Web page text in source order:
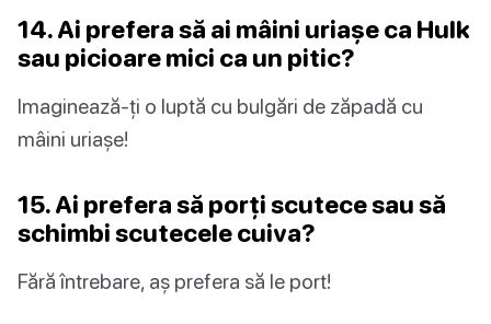
14. Ai prefera să ai mâini uriașe ca Hulk
sau picioare mici ca un pitic?
Imaginează-ți o luptă cu bulgări de zăpadă cu
mâini uriașe!
15. Ai prefera să porți scutece sau să
schimbi scutecele cuiva?
Fără întrebare, aș prefera să le port!